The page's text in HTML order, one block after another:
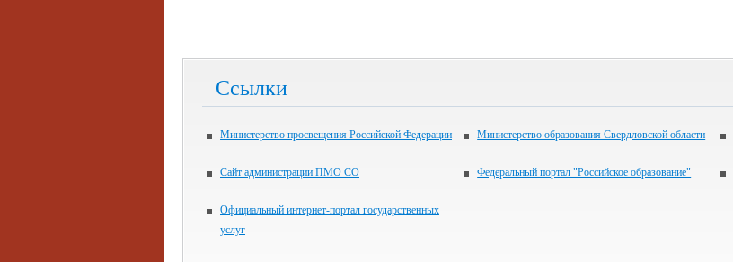
Ссылки
Министерство просвещения Российской Федерации Министерство образования Свердловской области
Сайт администрации ПМО СО Федеральный портал "Российское образование"
Официальный интернет-портал государственных
услуг